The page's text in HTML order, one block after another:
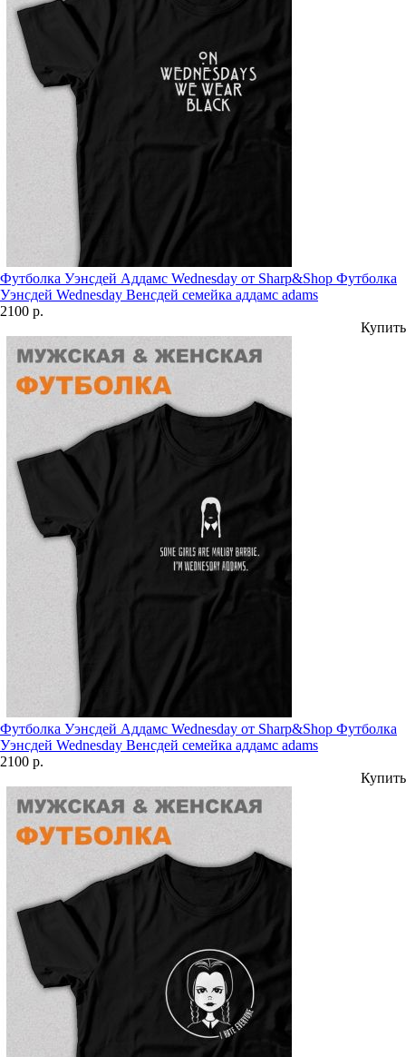
Футболка Уэнсдей Аддамс Wednesday от Sharp&Shop Футболка
Уэнсдей Wednesday Венсдей семейка аддамс adams
2100 р.
Купить
Футболка Уэнсдей Аддамс Wednesday от Sharp&Shop Футболка
Уэнсдей Wednesday Венсдей семейка аддамс adams
2100 р.
Купить